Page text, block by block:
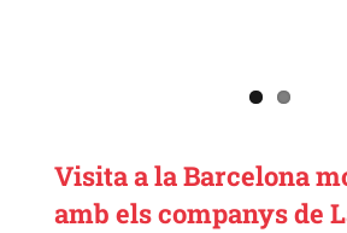
Visita a la Barcelona
amb els companys de